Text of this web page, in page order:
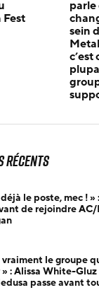
Fest
parle
sein
c’est
récents
déjà le poste, mec ! »
de rejoindre
vraiment le groupe
» : Alissa White-
passe avant